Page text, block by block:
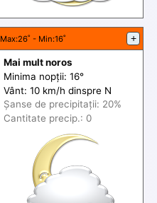
Max:26˚ - Min:16˚ +
Mai mult noros
Minima nopții: 16°
Vânt: 10 km/h dinspre N
Șanse de precipitații: 20%
Cantitate precip.: 0